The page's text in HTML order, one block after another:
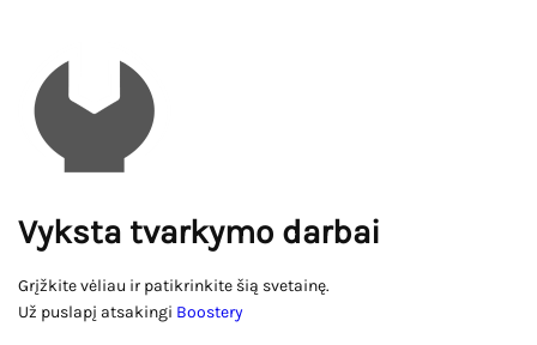
Vyksta tvarkymo darbai
Grįžkite vėliau ir patikrinkite šią svetainę.
Už puslapį atsakingi Boostery